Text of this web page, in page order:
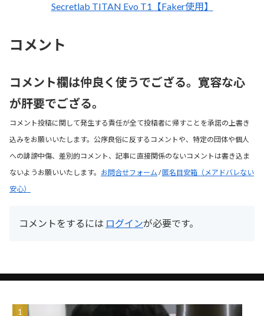
Secretlab TITAN Evo T1【Faker使用】
コメント
コメント欄は仲良く使うでござる。寛容な心
が肝要でござる。
コメント投稿に関して発生する責任が全て投稿者に帰すことを承諾の上書き
込みをお願いいたします。公序良俗に反するコメントや、特定の団体や個人
への誹謗中傷、差別的コメント、記事に直接関係のないコメントは書き込ま
ないようお願いいたします。 お問合せフォーム /匿名目安箱（メアドバレない
安心）
コメントをするには ログインが必要です。